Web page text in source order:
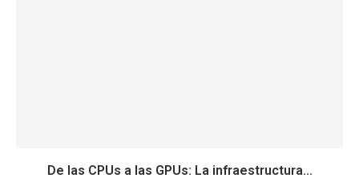
De las CPUs a las GPUs: La infraestructura...